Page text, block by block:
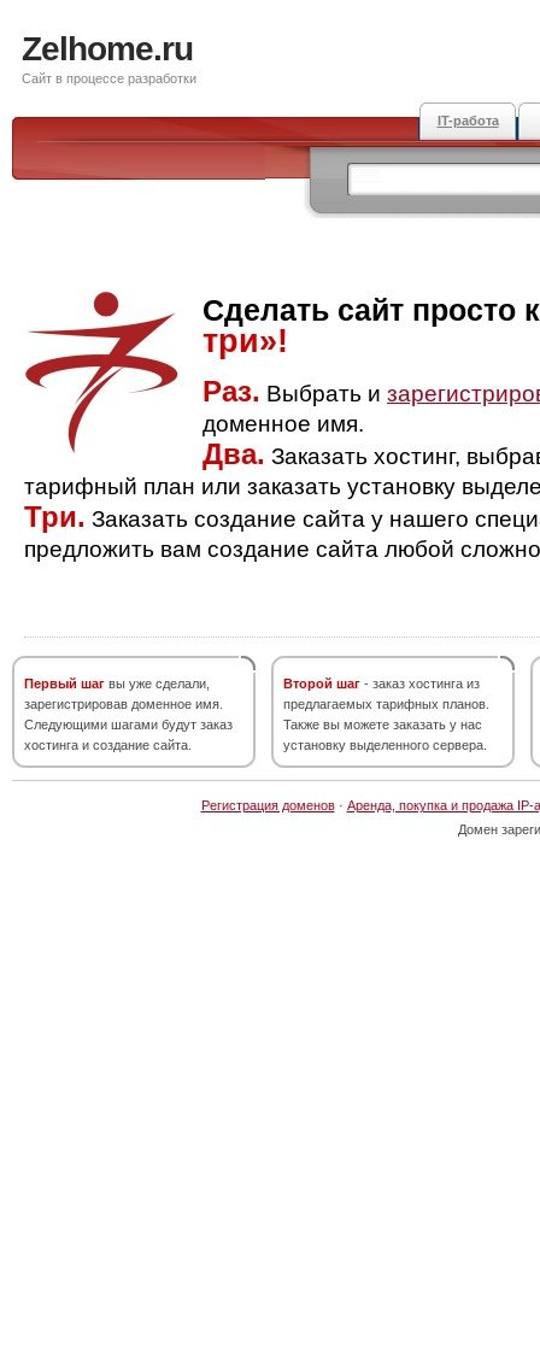
Zelhome.ru
Сайт в процессе разработки
IT-работа
Сделать сайт просто
три»!
Раз. Выбрать и
доменное имя.
Два. Заказать хостинг,
тарифный план или заказать установку
Три. Заказать создание сайта у нашего
предложить вам создание сайта любой
Первый шаг вы уже сделали,
зарегистрировав доменное имя.
Следующими шагами будут заказ
хостинга и создание сайта.
Второй шаг - заказ хостинга из
предлагаемых тарифных планов.
Также вы можете заказать у нас
установку выделенного сервера.
Регистрация доменов· Аренда, покупка и продажа IP-
Домен